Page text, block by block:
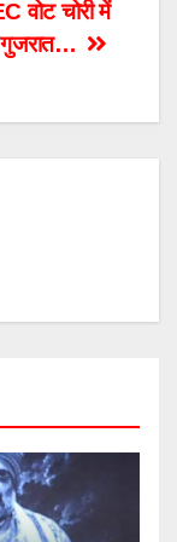
वोट चोरी में
गुजरात…